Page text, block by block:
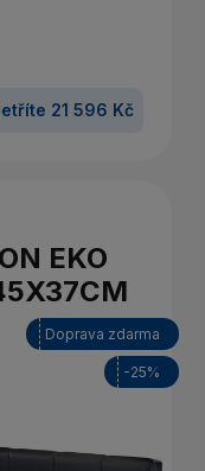
21 596 Kč
EKO
-25%
Doprava zdarma